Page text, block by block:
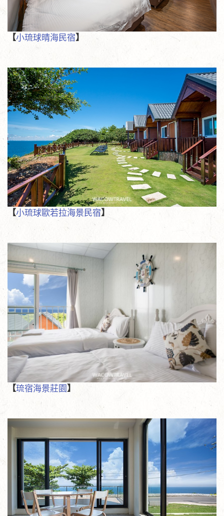
【小琉球晴海民宿】
【小琉球歐若拉海景民宿】
【琉宿海景莊園 】